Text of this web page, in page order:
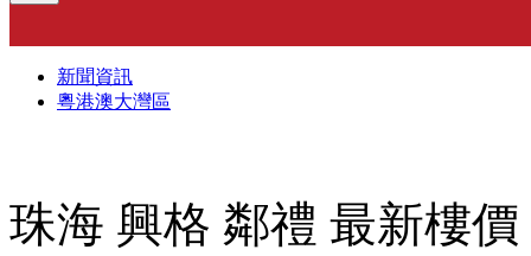
新聞資訊
粵港澳大灣區
珠海 興格 鄰禮 最新樓